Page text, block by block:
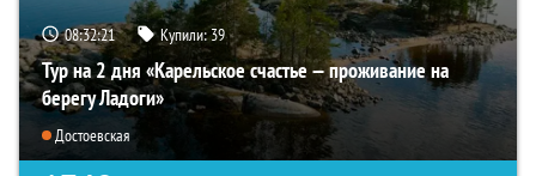
08:32:19 Купили:39
Тур на 2 дня «Карельское счастье — проживание на
берегу Ладоги»
Достоевская